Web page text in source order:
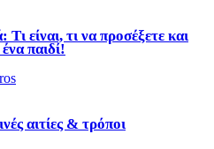
είναι, τι να προσέξετε και
παιδί!
αιτίες & τρόποι